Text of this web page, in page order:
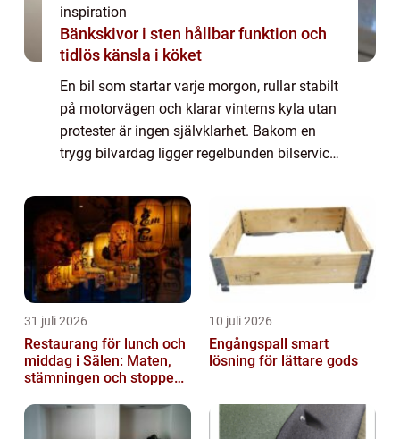
inspiration
Bänkskivor i sten hållbar funktion och
tidlös känsla i köket
En bil som startar varje morgon, rullar stabilt
på motorvägen och klarar vinterns kyla utan
protester är ingen självklarhet. Bakom en
trygg bilvardag ligger regelbunden bilservice,
av...
31 juli 2026
Restaurang för lunch och
middag i Sälen: Maten,
stämningen och stoppen
10 juli 2026
Engångspall smart
lösning för lättare gods